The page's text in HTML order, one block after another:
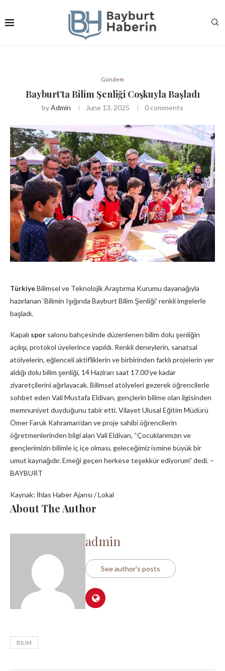
Gündem
Bayburt’ta Bilim Şenliği Coşkuyla Başladı
byAdmin June 13, 2025 0 comments
TürkiyeBilimsel ve Teknolojik Araştırma Kurumu dayanağıyla
hazırlanan ‘Bilimin Işığında Bayburt Bilim Şenliği’ renkli imgelerle
başladı.
Kapalı spor salonu bahçesinde düzenlenen bilim dolu şenliğin
açılışı, protokol üyelerince yapıldı. Renkli deneylerin, sanatsal
atölyelerin, eğlenceli aktifliklerin ve birbirinden farklı projelerin yer
aldığı dolu bilim şenliği, 14 Haziran saat 17.00’ye kadar
ziyaretçilerini ağırlayacak. Bilimsel atölyeleri gezerek öğrencilerle
sohbet eden Vali Mustafa Eldivan, gençlerin bilime olan ilgisinden
memnuniyet duyduğunu tabir etti. Vilayet Ulusal Eğitim Müdürü
Ömer Faruk Kahraman’dan ve proje sahibi öğrencilerin
öğretmenlerinden bilgi alan Vali Eldivan, “Çocuklarımızın ve
gençlerimizin bilimle iç içe olması, geleceğimiz ismine büyük bir
umut kaynağıdır. Emeği geçen herkese teşekkür ediyorum” dedi. –
BAYBURT
Kaynak: İhlas Haber Ajansı / Lokal
About The Author
admin
See author's posts
BILIM